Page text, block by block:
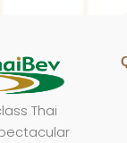
Thai